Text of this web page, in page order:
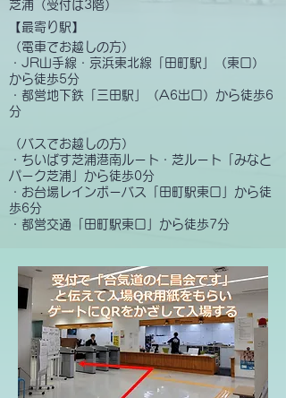
芝浦（受付は3階）
【最寄り駅】
（電車でお越しの方）
・JR山手線・京浜東北線「田町駅」（東口）
から徒歩5分
・都営地下鉄「三田駅」（A6出口）から徒歩6
分
（バスでお越しの方）
・ちいばす芝浦港南ルート・芝ルート「みなと
パーク芝浦」から徒歩0分
・お台場レインボーバス「田町駅東口」から徒
歩6分
・都営交通「田町駅東口」から徒歩7分